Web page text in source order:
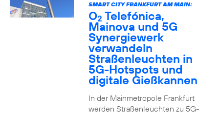
SMART CITY FRANKFURT AM MAIN:
O2 Telefónica,
Mainova und 5G
Synergiewerk
verwandeln
Straßenleuchten in
5G-Hotspots und
digitale Gießkannen
In der Mainmetropole Frankfurt
werden Straßenleuchten zu 5G-